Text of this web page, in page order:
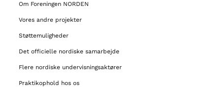
Om Foreningen NORDEN
Vores andre projekter
Støttemuligheder
Det officielle nordiske samarbejde
Flere nordiske undervisningsaktører
Praktikophold hos os